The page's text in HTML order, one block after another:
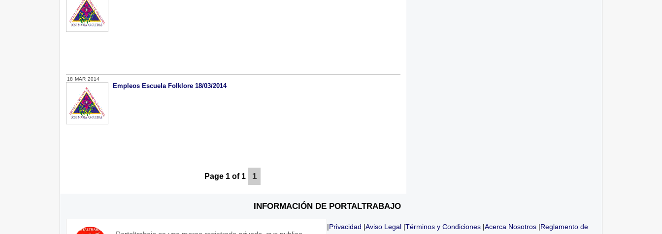
18 MAR 2014
Empleos Escuela Folklore 18/03/2014
Page 1 of 1 1
INFORMACIÓN DE PORTALTRABAJO
|Privacidad |Aviso Legal |Términos y Condiciones |Acerca Nosotros |Reglamento de